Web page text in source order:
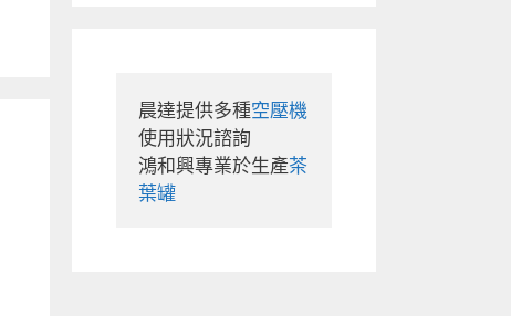
晨達提供多種空壓機
使用狀況諮詢
鴻和興專業於生產茶
葉罐